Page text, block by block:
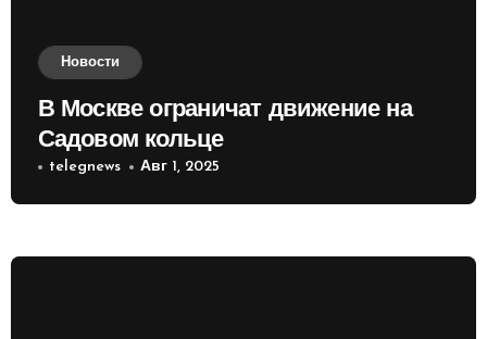
Новости
В Москве ограничат движение на
Садовом кольце
telegnews Авг 1, 2025